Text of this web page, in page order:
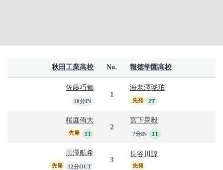
秋田工業高校 No. 報徳学園高校
佐藤巧都
10分IN
1
海老澤琥珀
先発 2T
桜庭侑大
先発 1T
2
宮下晃毅
7分IN 1T
黒澤航希
先発 12分OUT
3
長谷川諒
先発